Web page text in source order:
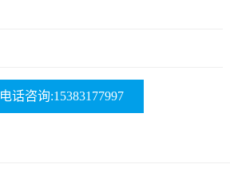
电话咨询:15383177997